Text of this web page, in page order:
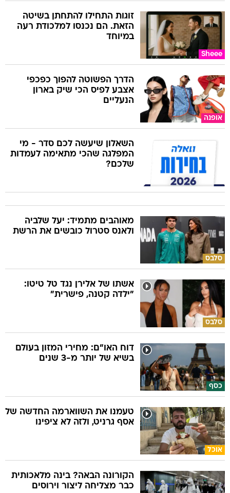
Sheee
זוגות התחילו להתחתן בשיטה
הזאת. הם נכנסו למלכודת רעה
במיוחד
אופנה
הדרך הפשוטה להפוך כפכפי
אצבע לפיס הכי שיק בארון
הנעליים
השאלון שיעשה לכם סדר - מי
המפלגה שהכי מתאימה לעמדות
שלכם?
סלבס
מאוהבים מתמיד: יעל שלביה
ולאנס סטרול כובשים את הרשת
סלבס
אשתו של אלירן נגד טל טיטו:
"ילדה קטנה, פישרית"
כסף
דוח האו"ם: מחירי המזון בעולם
בשיא של יותר מ-3 שנים
אוכל
טעמנו את השווארמה החדשה של
אסף גרניט, ולזה לא ציפינו
הקורונה הבאה? בינה מלאכותית
כבר מצליחה ליצור וירוסים